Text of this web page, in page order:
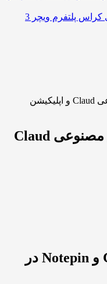
پلتفرم ویچر 3
بررسی کامل پلتفرم هوش مصنوعی Claud و اپلیکیشن
بررسی کامل پلتفرم هوش مصنوعی Claud
نگاهی نو به همکاری Claud و Notepin در